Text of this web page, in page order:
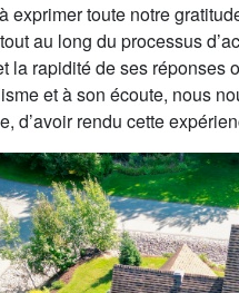
exprimer toute notre
au long du processus
la rapidité de ses réponses
et à son écoute, nous
d’avoir rendu cette